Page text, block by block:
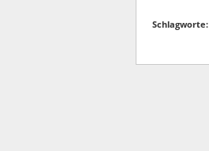
Schlagworte: